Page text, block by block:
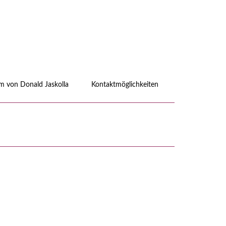
von Donald Jaskolla Kontaktmöglichkeiten